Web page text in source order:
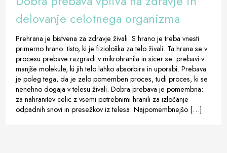
delovanje celotnega organizma
Prehrana je bistvena za zdravje živali. S hrano je treba vnesti
primerno hrano: tisto, ki je fiziološka za telo živali. Ta hrana se v
procesu prebave razgradi v mikrohranila in sicer se prebavi v
manjše molekule, ki jih telo lahko absorbira in uporabi. Prebava
je poleg tega, da je zelo pomemben proces, tudi proces, ki se
nenehno dogaja v telesu živali. Dobra prebava je pomembna:
za nahranitev celic z vsemi potrebnimi hranili za izločanje
odpadnih snovi in ​​presežkov iz telesa. Najpomembnejšo […]